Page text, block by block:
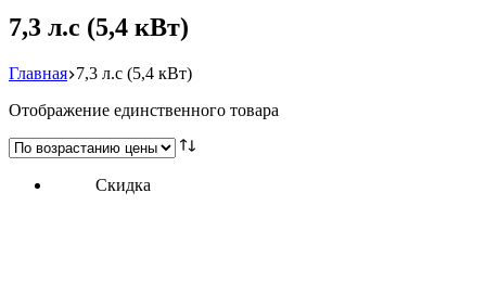
7,3 л.с (5,4 кВт)
Главная 7,3 л.с (5,4 кВт)
Отображение единственного товара
Скидка